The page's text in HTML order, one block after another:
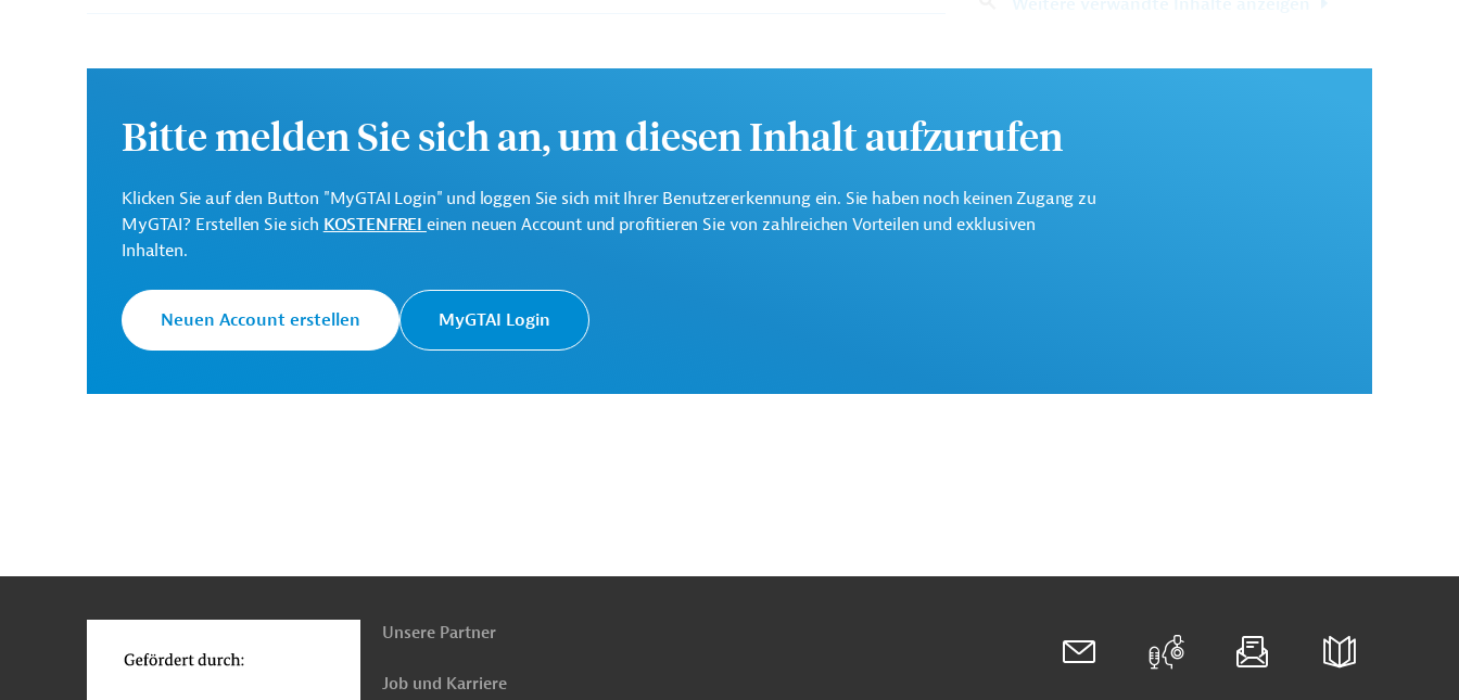
Originaldokumente:
Downloads
Bitte melden Sie sich an, um diesen Inhalt aufzurufen
Klicken Sie auf den Button "MyGTAI Login" und loggen Sie sich mit Ihrer Benutzererkennung ein. Sie haben noch keinen Zugang zu
MyGTAI? Erstellen Sie sich KOSTENFREI einen neuen Account und profitieren Sie von zahlreichen Vorteilen und exklusiven
Inhalten.
Neuen Account erstellen MyGTAI Login
oben
Unsere Partner
Job und Karriere